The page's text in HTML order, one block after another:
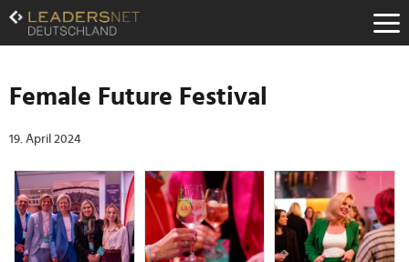
Zum
Inhalt
Zur
Navigation
ZurFemale Future Festival
19. April 2024